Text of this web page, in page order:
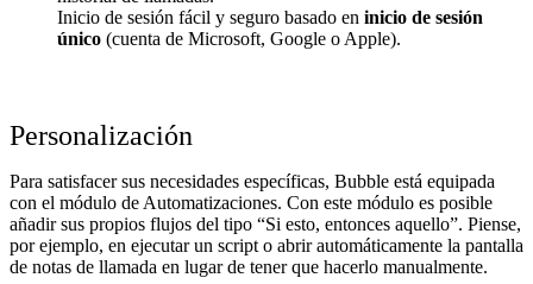
Inicio de sesión fácil y seguro basado en inicio de sesión
único (cuenta de Microsoft, Google o Apple).
Personalización
Para satisfacer sus necesidades específicas, Bubble está equipada
con el módulo de Automatizaciones. Con este módulo es posible
añadir sus propios flujos del tipo “Si esto, entonces aquello”. Piense,
por ejemplo, en ejecutar un script o abrir automáticamente la pantalla
de notas de llamada en lugar de tener que hacerlo manualmente.